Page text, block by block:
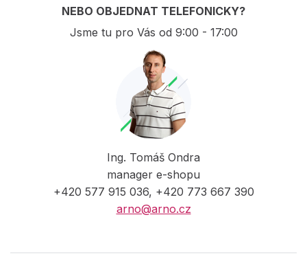
NEBO OBJEDNAT TELEFONICKY?
Jsme tu pro Vás od 9:00 - 17:00
Ing. Tomáš Ondra
manager e-shopu
+420 577 915 036, +420 773 667 390
arno@arno.cz